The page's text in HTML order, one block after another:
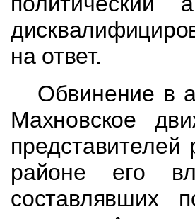
на ответ.
Обвинение в
Махновское
районе его
составлявших